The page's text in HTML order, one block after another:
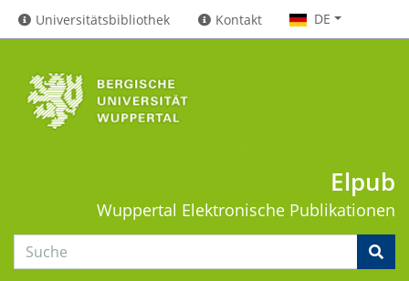
Universitätsbibliothek Kontakt DE
Elpub
Wuppertal Elektronische Publikationen